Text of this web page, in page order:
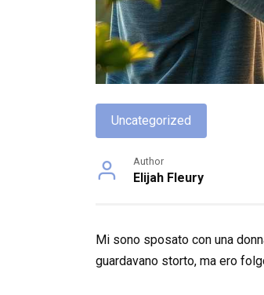
Uncategorized
Author
Elijah Fleury
Mi sono sposato con una
guardavano storto, ma ero